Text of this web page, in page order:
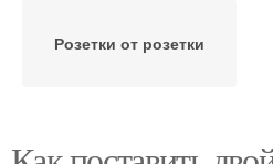
Розетки от розетки